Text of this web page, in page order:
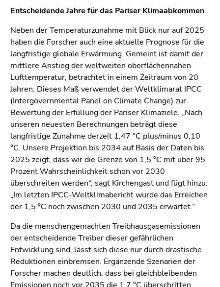
Entscheidende Jahre für das Pariser Klimaabkommen
Neben der Temperaturzunahme mit Blick nur auf 2025
haben die Forscher auch eine aktuelle Prognose für die
langfristige globale Erwärmung. Gemeint ist damit der
mittlere Anstieg der weltweiten oberflächennahen
Lufttemperatur, betrachtet in einem Zeitraum von 20
Jahren. Dieses Maß verwendet der Weltklimarat IPCC
(Intergovernmental Panel on Climate Change) zur
Bewertung der Erfüllung der Pariser Klimaziele. „Nach
unseren neuesten Berechnungen beträgt diese
langfristige Zunahme derzeit 1,47 °C plus/minus 0,10
°C. Unsere Projektion bis 2034 auf Basis der Daten bis
2025 zeigt, dass wir die Grenze von 1,5 °C mit über 95
Prozent Wahrscheinlichkeit schon vor 2030
überschreiten werden“, sagt Kirchengast und fügt hinzu:
„Im letzten IPCC-Weltklimabericht wurde das Erreichen
der 1,5 °C noch zwischen 2030 und 2035 erwartet.“
Da die menschengemachten Treibhausgasemissionen
der entscheidende Treiber dieser gefährlichen
Entwicklung sind, lässt sich diese nur durch drastische
Reduktionen einbremsen. Ergänzende Szenarien der
Forscher machen deutlich, dass bei gleichbleibenden